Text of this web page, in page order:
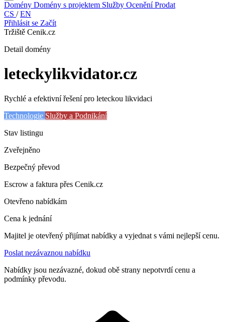
Domény Domény s projektem Služby OceněníProdat
CS / EN
Přihlásit se Začít
Tržiště Cenik.cz
Detail domény
leteckylikvidator.cz
Rychlé a efektivní řešení pro leteckou likvidaci
Technologie Služby a Podnikání
Stav listingu
Zveřejněno
Bezpečný převod
Escrow a faktura přes Cenik.cz
Otevřeno nabídkám
Cena k jednání
Majitel je otevřený přijímat nabídky a vyjednat s vámi nejlepší cenu.
Poslat nezávaznou nabídku
Nabídky jsou nezávazné, dokud obě strany nepotvrdí cenu a
podmínky převodu.